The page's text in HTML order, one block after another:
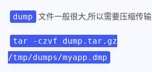
dump 文件一般很大,所以需要压缩传输
tar -czvf dump.tar.gz
/tmp/dumps/myapp.dmp